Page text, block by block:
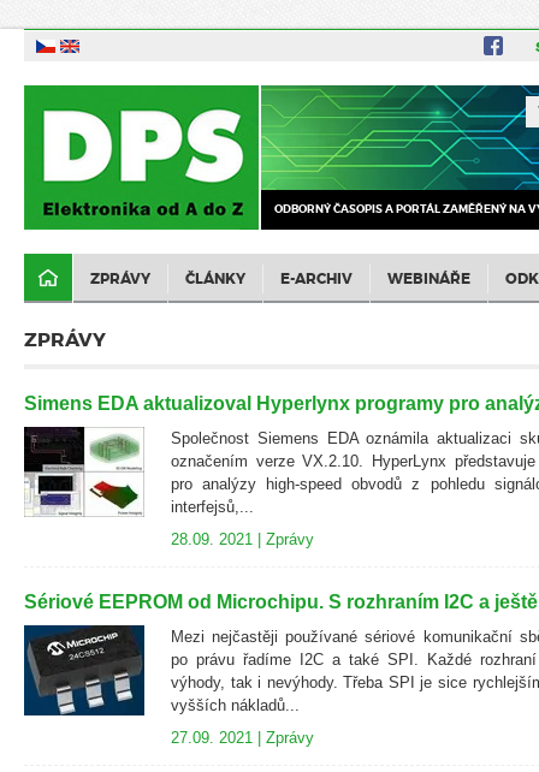
ODBORNÝ ČASOPIS A PORTÁL ZAMĚŘENÝ NA
ZPRÁVY ČLÁNKY E-ARCHIV WEBINÁŘE
ZPRÁVY
Simens EDA aktualizoval Hyperlynx programy pro
Společnost Siemens EDA oznámila aktualizaci
označením verze VX.2.10. HyperLynx
pro analýzy high-speed obvodů z pohledu
interfejsů,...
28.09. 2021 | Zprávy
Sériové EEPROM od Microchipu. S rozhraním I2C a
Mezi nejčastěji používané sériové komunikační
po právu řadíme I2C a také SPI. Každé
výhody, tak i nevýhody. Třeba SPI je sice
vyšších nákladů...
27.09. 2021 | Zprávy